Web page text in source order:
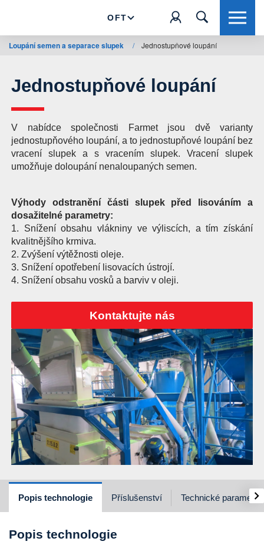
OFT
Loupání semen a separace slupek / Jednostupňové loupání
Jednostupňové loupání
V nabídce společnosti Farmet jsou dvě varianty
jednostupňového loupání, a to jednostupňové loupání bez
vracení slupek a s vracením slupek. Vracení slupek
umožňuje doloupání nenaloupaných semen.
Výhody odstranění části slupek před lisováním a
dosažitelné parametry:
1. Snížení obsahu vlákniny ve výliscích, a tím získání
kvalitnějšího krmiva.
2. Zvýšení výtěžnosti oleje.
3. Snížení opotřebení lisovacích ústrojí.
4. Snížení obsahu vosků a barviv v oleji.
Kontaktujte nás
Popis technologie Příslušenství Technické parametry
›
Popis technologie